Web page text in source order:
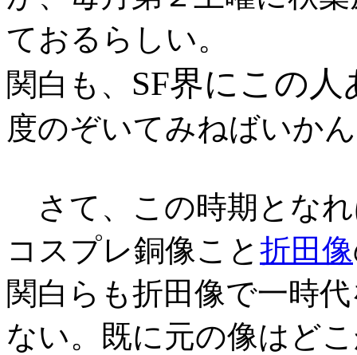
ておるらしい。
関白も、 SF界にこの人
度のぞいてみねばいか
さて、この時期とな
コスプレ銅像こと 折田像
関白らも折田像で一時
ない。既に元の像はど